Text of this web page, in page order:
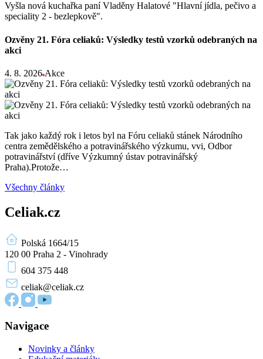
Vyšla nová kuchařka paní Vladěny Halatové "Hlavní jídla, pečivo a
speciality 2 - bezlepkově".
Ozvěny 21. Fóra celiaků: Výsledky testů vzorků odebraných na
akci
4. 8. 2026 Akce
Tak jako každý rok i letos byl na Fóru celiaků stánek Národního
centra zemědělského a potravinářského výzkumu, vvi, Odbor
potravinářství (dříve Výzkumný ústav potravinářský
Praha).Protože…
Všechny články
Celiak.cz
Polská 1664/15
120 00 Praha 2 - Vinohrady
604 375 448
celiak@celiak.cz
Navigace
Novinky a články